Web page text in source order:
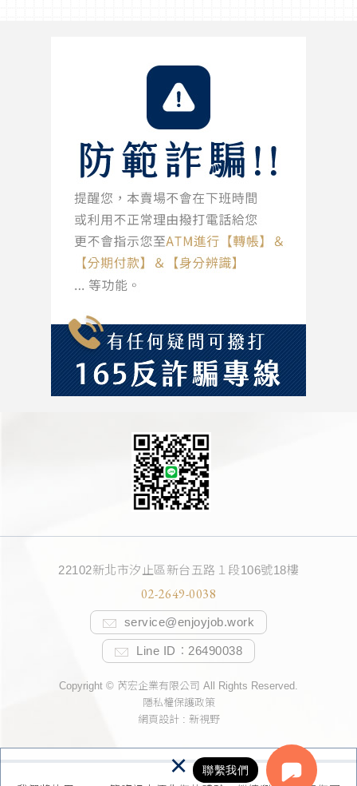
×
22102新北市汐止區新台五路１段106號18樓
02-2649-0038
m
ail
service@enjoyjob.work
m
ail
Line ID：26490038
Copyright © 芮宏企業有限公司 All Rights Reserved.
隱私權保護政策
網頁設計 : 新視野
聯繫我們